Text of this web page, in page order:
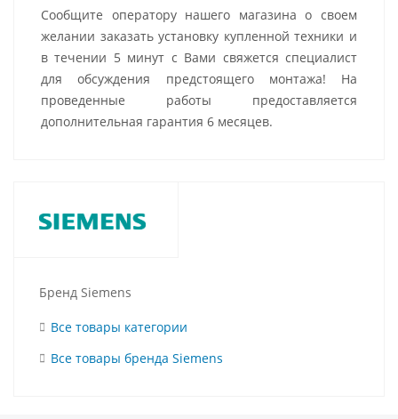
Сообщите оператору нашего магазина о своем
желании заказать установку купленной техники и
в течении 5 минут с Вами свяжется специалист
для обсуждения предстоящего монтажа! На
проведенные работы предоставляется
дополнительная гарантия 6 месяцев.
Бренд Siemens
Все товары категории
Все товары бренда Siemens